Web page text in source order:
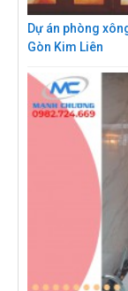
Dự án phòng
Gòn Kim Liên